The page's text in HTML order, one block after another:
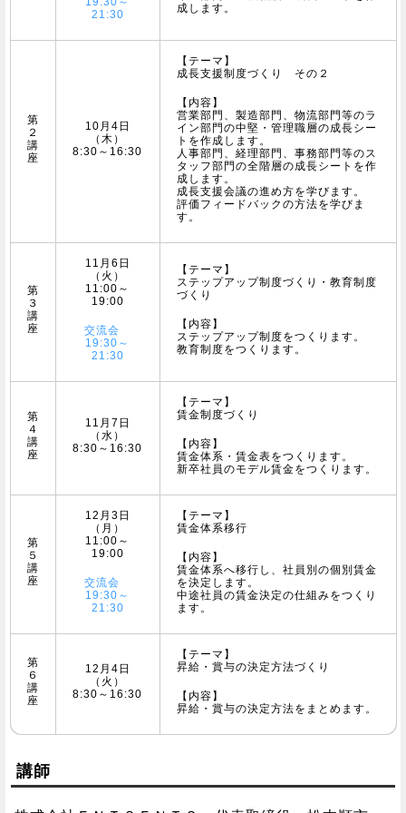
21:30
成します。
第
２
講
座
10月4日
（木）
8:30～16:30
【テーマ】
成長支援制度づくり その２
【内容】
営業部門、製造部門、物流部門等のラ
イン部門の中堅・管理職層の成長シー
トを作成します。
人事部門、経理部門、事務部門等のス
タッフ部門の全階層の成長シートを作
成します。
成長支援会議の進め方を学びます。
評価フィードバックの方法を学びま
す。
第
３
講
座
11月6日
（火）
11:00～
19:00
交流会
19:30～
21:30
【テーマ】
ステップアップ制度づくり・教育制度
づくり
【内容】
ステップアップ制度をつくります。
教育制度をつくります。
第
４
講
座
11月7日
（水）
8:30～16:30
【テーマ】
賃金制度づくり
【内容】
賃金体系・賃金表をつくります。
新卒社員のモデル賃金をつくります。
第
５
講
座
12月3日
（月）
11:00～
19:00
交流会
19:30～
21:30
【テーマ】
賃金体系移行
【内容】
賃金体系へ移行し、社員別の個別賃金
を決定します。
中途社員の賃金決定の仕組みをつくり
ます。
第
６
講
座
12月4日
（火）
8:30～16:30
【テーマ】
昇給・賞与の決定方法づくり
【内容】
昇給・賞与の決定方法をまとめます。
講師